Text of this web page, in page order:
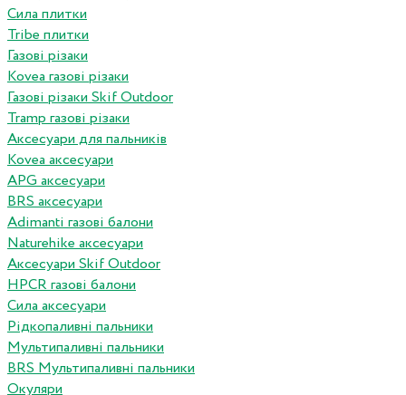
Сила плитки
Tribe плитки
Газові різаки
Kovea газові різаки
Газові різаки Skif Outdoor
Tramp газові різаки
Аксесуари для пальників
Kovea аксесуари
APG аксесуари
BRS аксесуари
Adimanti газові балони
Naturehike аксесуари
Аксесуари Skif Outdoor
HPCR газові балони
Сила аксесуари
Рідкопаливні пальники
Мультипаливні пальники
BRS Мультипаливні пальники
Окуляри